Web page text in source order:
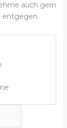
auch gern
entgegen.